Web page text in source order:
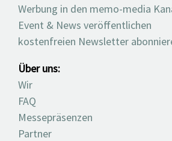
Werbung in den memo-media
Event & News veröffentlichen
kostenfreien Newsletter
Über uns:
Wir
FAQ
Messepräsenzen
Partner